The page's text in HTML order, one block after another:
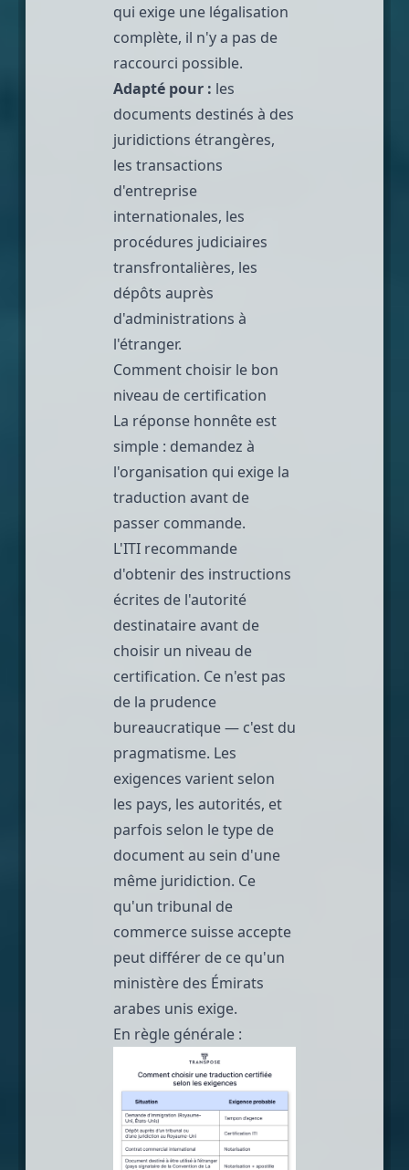
qui exige une légalisation
complète, il n'y a pas de
raccourci possible.
Adapté pour : les
documents destinés à des
juridictions étrangères,
les transactions
d'entreprise
internationales, les
procédures judiciaires
transfrontalières, les
dépôts auprès
d'administrations à
l'étranger.
Comment choisir le bon
niveau de certification
La réponse honnête est
simple : demandez à
l'organisation qui exige la
traduction avant de
passer commande.
L'ITI recommande
d'obtenir des instructions
écrites de l'autorité
destinataire avant de
choisir un niveau de
certification. Ce n'est pas
de la prudence
bureaucratique — c'est du
pragmatisme. Les
exigences varient selon
les pays, les autorités, et
parfois selon le type de
document au sein d'une
même juridiction. Ce
qu'un tribunal de
commerce suisse accepte
peut différer de ce qu'un
ministère des Émirats
arabes unis exige.
En règle générale :